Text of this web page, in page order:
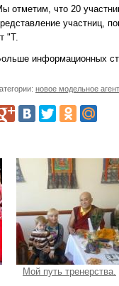
отметим, что 20
участниц,
"T.
информационных
новое модельное
Мой путь тренерства.